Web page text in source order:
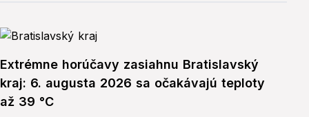
Extrémne horúčavy zasiahnu Bratislavský
kraj: 6. augusta 2026 sa očakávajú teploty
až 39 °C